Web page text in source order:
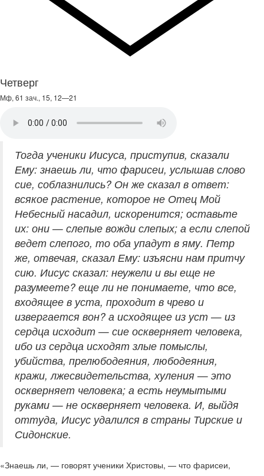
Четверг
Мф, 61 зач., 15, 12—21
Тогда ученики Иисуса, приступив, сказали
Ему: знаешь ли, что фарисеи, услышав слово
сие, соблазнились? Он же сказал в ответ:
всякое растение, которое не Отец Мой
Небесный насадил, искоренится; оставьте
их: они — слепые вожди слепых; а если слепой
ведет слепого, то оба упадут в яму. Петр
же, отвечая, сказал Ему: изъясни нам притчу
сию. Иисус сказал: неужели и вы еще не
разумеете? еще ли не понимаете, что все,
входящее в уста, проходит в чрево и
извергается вон? а исходящее из уст — из
сердца исходит — сие оскверняет человека,
ибо из сердца исходят злые помыслы,
убийства, прелюбодеяния, любодеяния,
кражи, лжесвидетельства, хуления — это
оскверняет человека; а есть неумытыми
руками — не оскверняет человека. И, выйдя
оттуда, Иисус удалился в страны Тирские и
Сидонские.
«Знаешь ли, — говорят ученики Христовы, — что фарисеи,